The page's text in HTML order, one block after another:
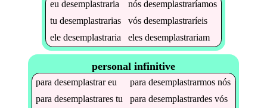
eu desemplastraria nós desemplastraríamos
tu desemplastrarias vós desemplastraríeis
ele desemplastraria eles desemplastrariam
personal infinitive
paradesemplastrareu paradesemplastrarmos nós
paradesemplastrares tu paradesemplastrardes vós